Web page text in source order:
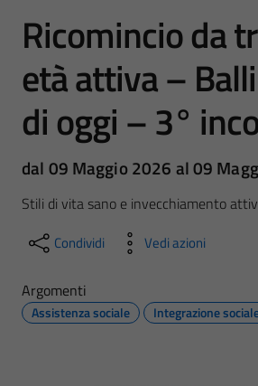
Ricomincio da
età attiva –
di oggi – 3°
dal 09 Maggio 2026 al 09
Stili di vita sano e invecchiamento
Condividi Vedi azioni
Argomenti
Assistenza sociale Integrazione